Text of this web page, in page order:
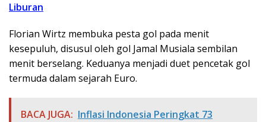
Liburan
Florian Wirtz membuka pesta gol pada menit
kesepuluh, disusul oleh gol Jamal Musiala sembilan
menit berselang. Keduanya menjadi duet pencetak gol
termuda dalam sejarah Euro.
BACA JUGA: Inflasi Indonesia Peringkat 73